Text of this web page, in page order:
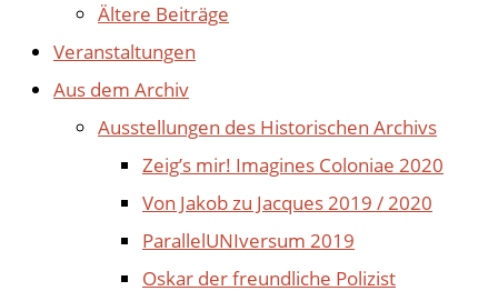
Ältere Beiträge
Veranstaltungen
Aus dem Archiv
Ausstellungen des Historischen Archivs
Zeig’s mir! Imagines Coloniae 2020
Von Jakob zu Jacques 2019 / 2020
ParallelUNIversum 2019
Oskar der freundliche Polizist